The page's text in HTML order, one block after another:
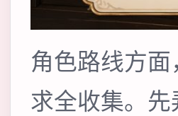
角色路线方
求全收集。